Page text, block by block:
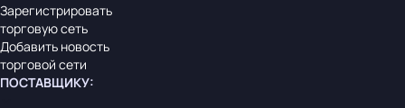
Зарегистрировать
торговую сеть
Добавить новость
торговой сети
ПОСТАВЩИКУ: